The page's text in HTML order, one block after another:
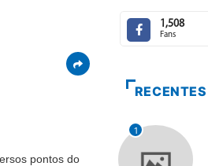
pontos do
1,508
Fans
RECENTES
1